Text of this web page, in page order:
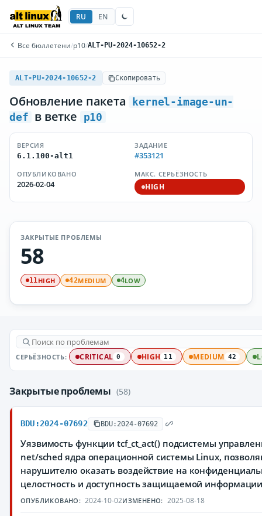
RU EN
Все бюллетени/p10/ALT-PU-2024-10652-2
ALT-PU-2024-10652-2 Скопировать
Обновление пакета
kernel-image-un-
def в ветке p10
ВЕРСИЯ
6.1.100-alt1
ЗАДАНИЕ
#353121
ОПУБЛИКОВАНО
2026-02-04
МАКС. СЕРЬЁЗНОСТЬ
HIGH
ЗАКРЫТЫЕ ПРОБЛЕМЫ
58
11HIGH 42MEDIUM 4LOW
СЕРЬЁЗНОСТЬ: CRITICAL 0 HIGH 11 MEDIUM 42
Закрытые проблемы (58)
BDU:2024-07692 BDU:2024-07692
Уязвимость функции tcf_ct_act() подсистемы
net/sched ядра операционной системы Linux,
нарушителю оказать воздействие на
целостность и доступность защищаемой
ОПУБЛИКОВАНО: 2024-10-02ИЗМЕНЕНО: 2025-08-18